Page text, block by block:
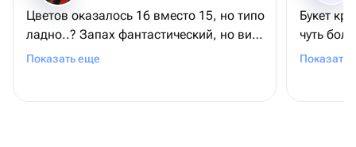
Цветов оказалось 16 вместо 15, но типо
ладно..? Запах фантастический, но вид
слегкаааа уставший. Под нужным
Показать еще
Букет
чуть
целом
Показать